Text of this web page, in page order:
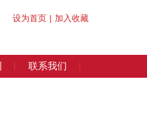
设为首页 | 加入收藏
联系我们